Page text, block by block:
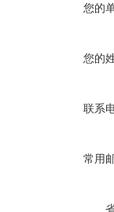
您的
您的
联系
常用